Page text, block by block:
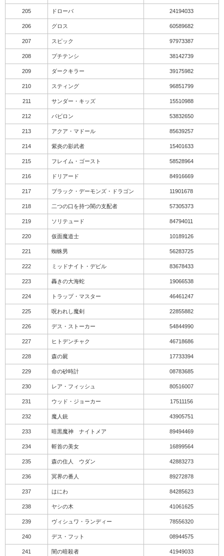
205 ドローバ 24194033
206 グロス 60589682
207 スピック 97973387
208 プチテンシ 38142739
209 ダークキラー 39175982
210 スティング 96851799
211 サンダー・キッズ 15510988
212 バビロン 53832650
213 アクア・マドール 85639257
214 紫炎の影武者 15401633
215 フレイム・ゴースト 58528964
216 ドリアード 84916669
217 ブラック・デーモンズ・ドラゴン 11901678
218 二つの口を持つ闇の支配者 57305373
219 ソリテュード 84794011
220 仮面魔道士 10189126
221 蜘蛛男 56283725
222 ミッドナイト・デビル 83678433
223 轟きの大海蛇 19066538
224 トラップ・マスター 46461247
225 呪われし魔剣 22855882
226 デス・ストーカー 54844990
227 ヒトデンチャク 46718686
228 森の屍 17733394
229 命の砂時計 08783685
230 レア・フィッシュ 80516007
231 ウッド・ジョーカー 17511156
232 魔人銃 43905751
233 暗黒魔神 ナイトメア 89494469
234 斬首の美女 16899564
235 森の住人 ウダン 42883273
236 冥界の番人 89272878
237 はにわ 84285623
238 ヤシの木 41061625
239 ヴィシュワ・ランディー 78556320
240 デス・フット 08944575
241 闇の暗殺者 41949033